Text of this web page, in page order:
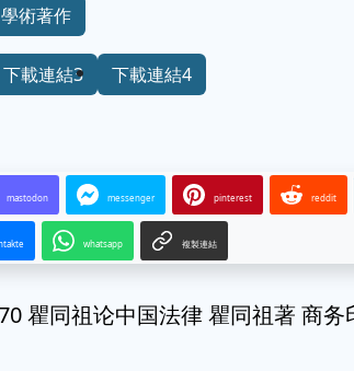
學術著作
下載連結3 下載連結4
mastodon messenger pinterest reddit
whatsapp 複製連結
瞿同祖论中国法律 瞿同祖著 商务